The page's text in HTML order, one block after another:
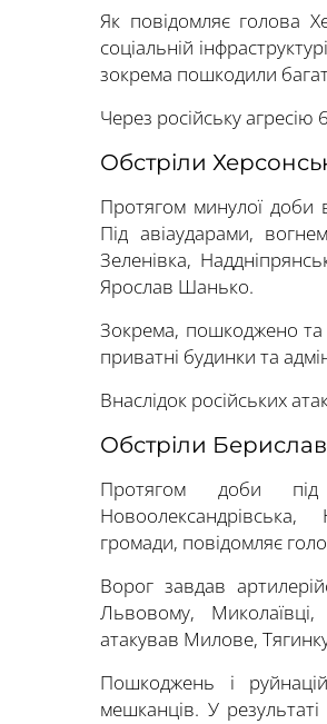
Як повідомляє голова
соціальній
зокрема пошкодили
Через російську
Обстріли
Протягом минулої доби
Під авіаударами,
Зеленівка,
Ярослав Шанько.
Зокрема, пошкоджено та
приватні будинки та
Внаслідок російських
Обстріли
Протягом доби під
громади, повідомляє
Ворог завдав
Львовому, Миколаївці,
атакував Милове,
Пошкоджень і
мешканців. У